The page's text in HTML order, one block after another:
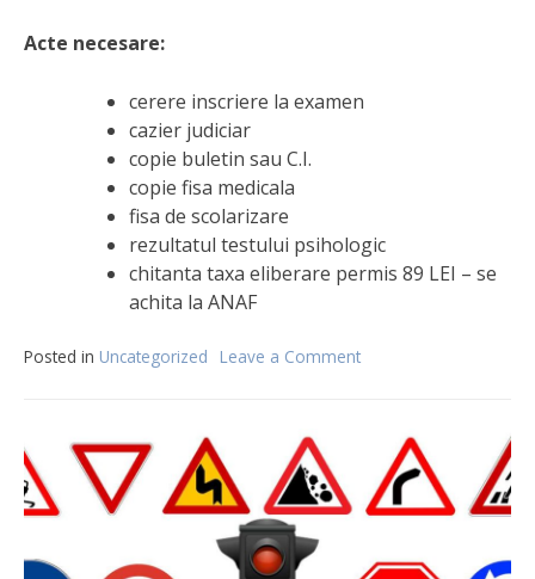
Acte necesare:
cerere inscriere la examen
cazier judiciar
copie buletin sau C.I.
copie fisa medicala
fisa de scolarizare
rezultatul testului psihologic
chitanta taxa eliberare permis 89 LEI – se
achita la ANAF
Posted in Uncategorized Leave a Comment
conducere
nou